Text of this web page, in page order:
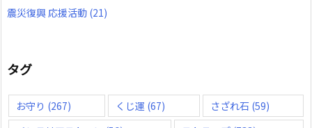
震災復興 応援活動 (21)
タグ
お守り (267) くじ運 (67) さざれ石 (59)